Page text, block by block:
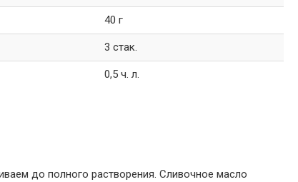
40 г
3 стак.
0,5 ч. л.
до полного растворения. Сливочное масло